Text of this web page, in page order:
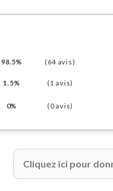
98.5% (64 avis)
1.5% (1 avis)
0% (0 avis)
Cliquez ici pour